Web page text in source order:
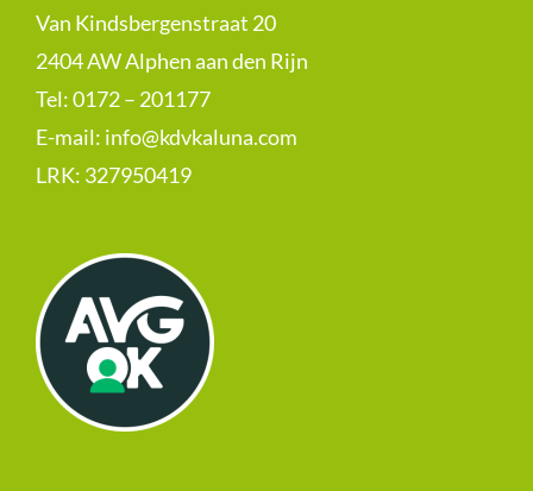
Van Kindsbergenstraat 20
2404 AW Alphen aan den Rijn
Tel: 0172 – 201177
E-mail: info@kdvkaluna.com
LRK: 327950419